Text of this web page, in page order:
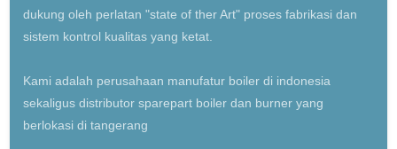
dukung oleh perlatan "state of ther Art" proses fabrikasi dan
sistem kontrol kualitas yang ketat.
Kami adalah perusahaan manufatur boiler di indonesia
sekaligus distributor sparepart boiler dan burner yang
berlokasi di tangerang